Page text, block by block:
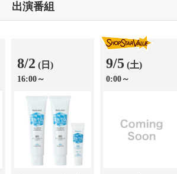
出演番組
8/2 (日)
16:00～
9/5 (土)
0:00～